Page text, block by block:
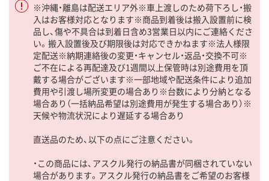
※沖縄・離島は配送エリア外※車上渡しのため荷下ろし・搬
入はお客様対応となります※商品到着後は搬入設置前に検
品し、傷や不具合は到着日含め3営業日以内にご連絡くださ
い。搬入設置後及び期限後は対応できかねます※法人様限
定配送※納期連絡後の変更・キャンセル・返品・交換不可※
ご不在による再配達及び1週間以上保管時は別途費用を頂
戴する場合がございます※一部地域や配送条件により追加
費用や引渡し場所変更の場合あり※台数により分納となる
場合あり（一括納品希望は別途費用が発生する場合あり）※
天候や物流状況により遅延する場合あり
直送品のため、以下の点にご注意ください。
・この商品には、アスクル発行の納品書が同梱されていない
場合があります。アスクル発行の納品書をご希望のお客様